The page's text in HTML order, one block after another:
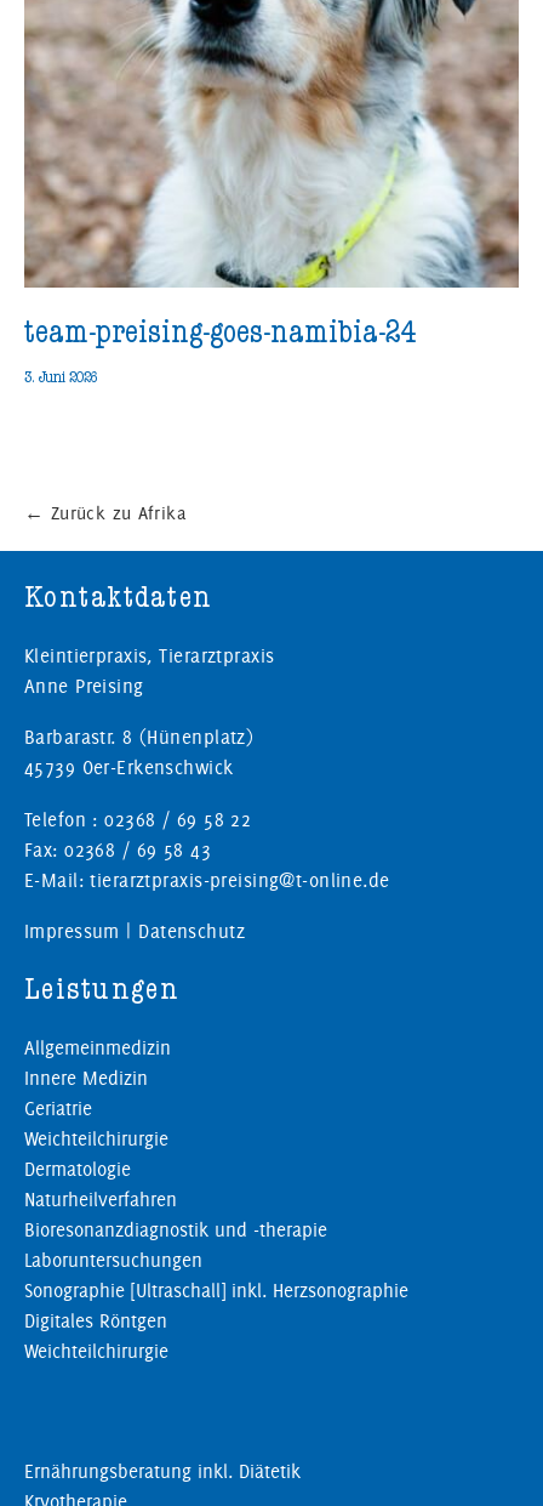
team-preising-goes-namibia-24
3. Juni 2026
← Zurück zu Afrika
Kontaktdaten
Kleintierpraxis, Tierarztpraxis
Anne Preising
Barbarastr. 8 (Hünenplatz)
45739 Oer-Erkenschwick
Telefon : 02368 / 69 58 22
Fax: 02368 / 69 58 43
E-Mail: tierarztpraxis-preising@t-online.de
Impressum | Datenschutz
Leistungen
Allgemeinmedizin
Innere Medizin
Geriatrie
Weichteilchirurgie
Dermatologie
Naturheilverfahren
Bioresonanzdiagnostik und -therapie
Laboruntersuchungen
Sonographie [Ultraschall] inkl. Herzsonographie
Digitales Röntgen
Weichteilchirurgie
Ernährungsberatung inkl. Diätetik